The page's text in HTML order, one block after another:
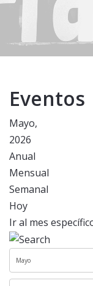
Eventos
Mayo,
2026
Anual
Mensual
Semanal
Hoy
Ir al mes